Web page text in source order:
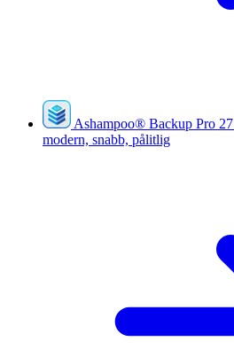
Ashampoo® Backup Pro 27
modern, snabb, pålitlig